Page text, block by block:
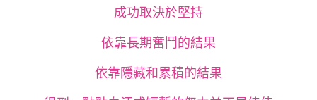
成功取決於堅持
依靠長期奮鬥的結果
依靠隱藏和累積的結果